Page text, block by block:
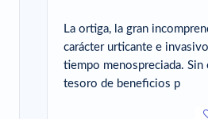
La ortiga, la gran
carácter urticante e
tiempo menospreciada. Sin
tesoro de beneficios p